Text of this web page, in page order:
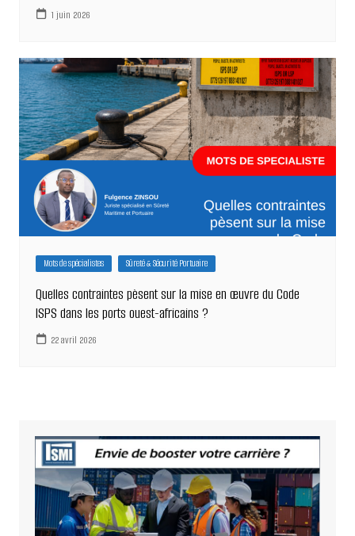
1 juin 2026
Mots de spécialistes Sûreté & Sécurité Portuaire
Quelles contraintes pèsent sur la mise en œuvre du Code
ISPS dans les ports ouest-africains ?
22 avril 2026